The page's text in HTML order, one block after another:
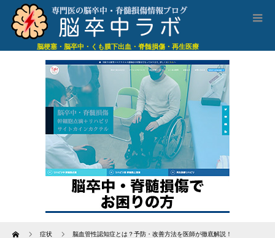
脳梗塞・脳卒中・くも膜下出血・脊髄損傷・再生医療
Home 症状 脳血管性認知症とは？予防・改善方法を医師が徹底解説！